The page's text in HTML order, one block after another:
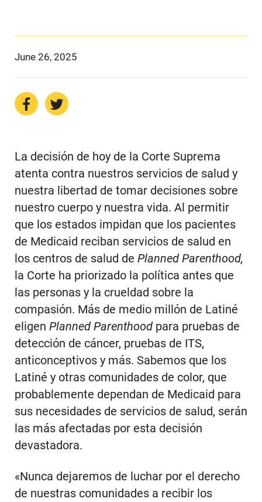
June 26, 2025
La decisión de hoy de la Corte Suprema
atenta contra nuestros servicios de salud y
nuestra libertad de tomar decisiones sobre
nuestro cuerpo y nuestra vida. Al permitir
que los estados impidan que los pacientes
de Medicaid reciban servicios de salud en
los centros de salud de Planned Parenthood,
la Corte ha priorizado la política antes que
las personas y la crueldad sobre la
compasión. Más de medio millón de Latiné
eligen Planned Parenthoodpara pruebas de
detección de cáncer, pruebas de ITS,
anticonceptivos y más. Sabemos que los
Latiné y otras comunidades de color, que
probablemente dependan de Medicaid para
sus necesidades de servicios de salud, serán
las más afectadas por esta decisión
devastadora.
«Nunca dejaremos de luchar por el derecho
de nuestras comunidades a recibir los